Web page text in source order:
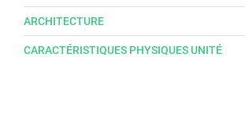
ARCHITECTURE
CARACTÉRISTIQUES PHYSIQUES UNITÉ